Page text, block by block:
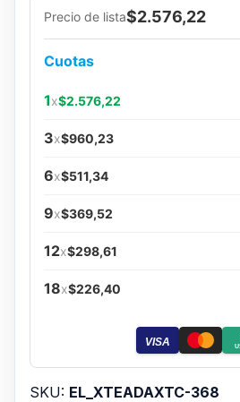
Precio de lista$2.576,22
Cuotas
1x$2.576,22
3x$960,23
6x$511,34
9x$369,52
12x$298,61
18x$226,40
VISA
SKU: EL_XTEADAXTC-368